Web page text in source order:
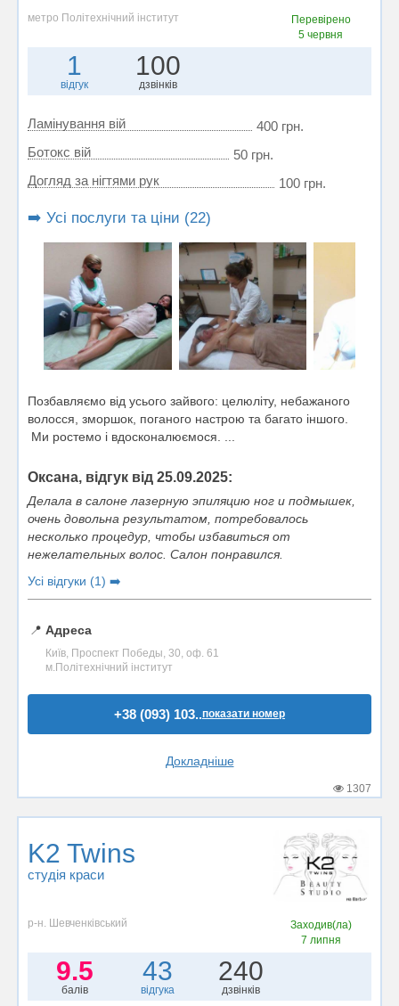
метро Політехнічний інститут
Перевірено
5 червня
1
відгук
100
дзвінків
Ламінування вій
400 грн.
Ботокс вій
50 грн.
Догляд за нігтями рук
100 грн.
➡️ Усі послуги та ціни (22)
Позбавляємо від усього зайвого: целюліту, небажаного
волосся, зморшок, поганого настрою та багато іншого.
Ми ростемо і вдосконалюємося. ...
Оксана, відгук від 25.09.2025:
Делала в салоне лазерную эпиляцию ног и подмышек,
очень довольна результатом, потребовалось
несколько процедур, чтобы избавиться от
нежелательных волос. Салон понравился.
Усі відгуки (1) ➡️
📍 Адреса
Київ, Проспект Победы, 30, оф. 61
м.Політехнічний інститут
+38 (093) 103..показати номер
Докладніше
1307
K2 Twins
студія краси
р-н. Шевченківський
Заходив(ла)
7 липня
9.5
балів
43
відгука
240
дзвінків